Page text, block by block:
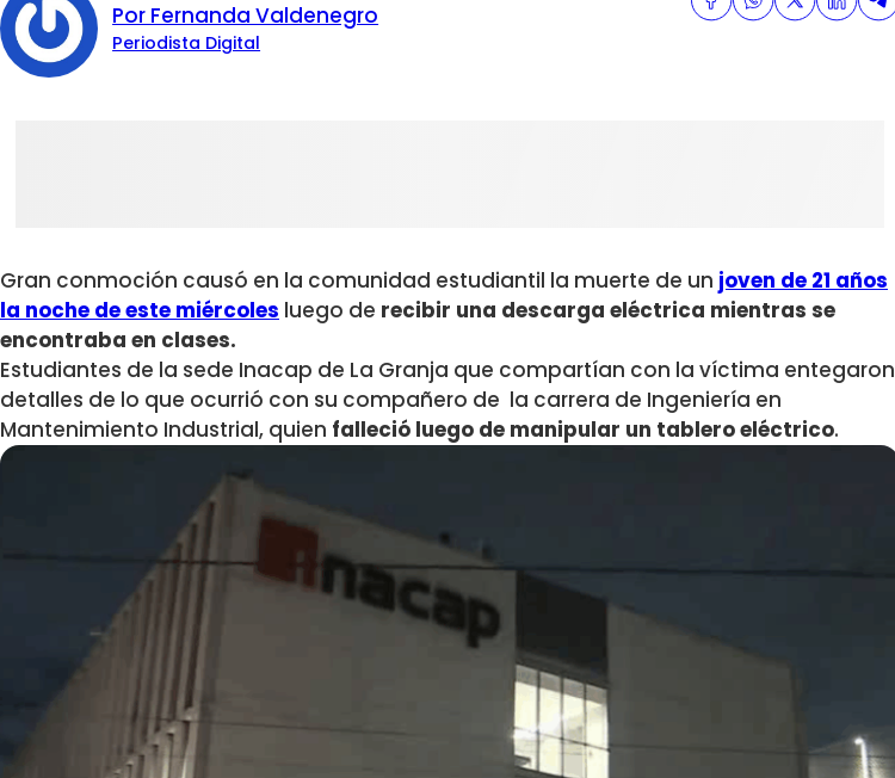
Por Fernanda Valdenegro
Periodista Digital
Gran conmoción causó en la comunidad estudiantil la muerte de un joven de 21 años
la noche de este miércoles luego de recibir una descarga eléctrica mientras se
encontraba en clases.
Estudiantes de la sede Inacap de La Granja que compartían con la víctima entegaron
detalles de lo que ocurrió con su compañero de la carrera de Ingeniería en
Mantenimiento Industrial, quien falleció luego de manipular un tablero eléctrico.